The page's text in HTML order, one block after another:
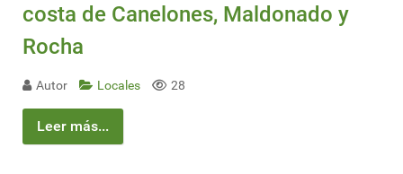
costa de Canelones, Maldonado y
Rocha
Autor Locales 28
Leer más...